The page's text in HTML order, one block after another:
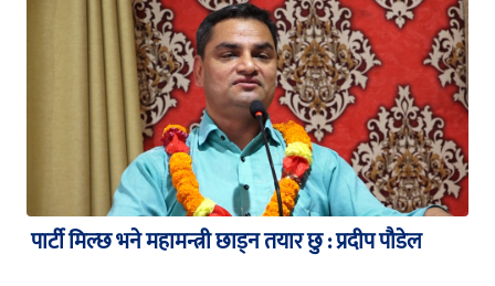
पार्टी मिल्छ भने महामन्त्री छाड्न तयार छु : प्रदीप पौडेल